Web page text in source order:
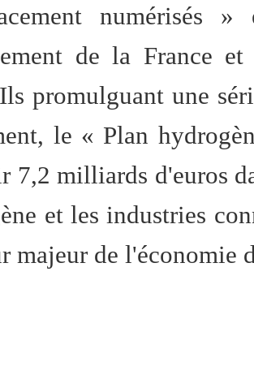
numérisés
de la France
promulguant une
le « Plan
7,2 milliards d'euros
et les industries
majeur de l'économie